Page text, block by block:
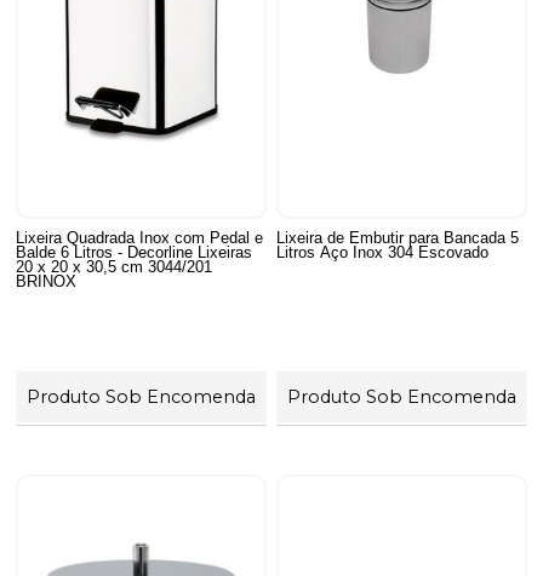
Lixeira Quadrada Inox com Pedal e
Balde 6 Litros - Decorline Lixeiras
20 x 20 x 30,5 cm 3044/201
BRINOX
Produto Sob Encomenda
Lixeira de Embutir para Bancada 5
Litros Aço Inox 304 Escovado
Produto Sob Encomenda